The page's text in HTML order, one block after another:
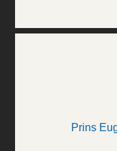
Prins